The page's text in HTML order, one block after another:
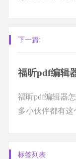
下一篇:
福昕pdf编辑器
多小伙伴都有
标签列表